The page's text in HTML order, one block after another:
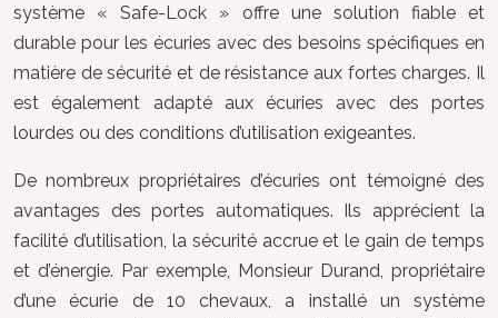
système « Safe-Lock » offre une solution fiable et
durable pour les écuries avec des besoins spécifiques en
matière de sécurité et de résistance aux fortes charges. Il
est également adapté aux écuries avec des portes
lourdes ou des conditions d’utilisation exigeantes.
De nombreux propriétaires d’écuries ont témoigné des
avantages des portes automatiques. Ils apprécient la
facilité d’utilisation, la sécurité accrue et le gain de temps
et d’énergie. Par exemple, Monsieur Durand, propriétaire
d’une écurie de 10 chevaux, a installé un système